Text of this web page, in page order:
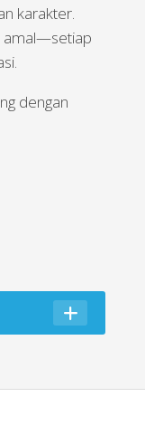
karakter.
amal—setiap
dengan